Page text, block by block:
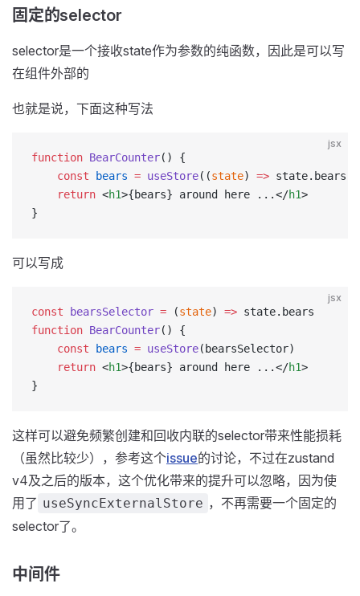
固定的selector
selector是一个接收state作为参数的纯函数，因此是可以写
在组件外部的
也就是说，下面这种写法
jsx
function BearCounter() {
    const
bears = useStore((state) => state.bears)
    return
<h1>{bears} around here ...</h1>
}
可以写成
jsx
const bearsSelector = (state) => state.bears
function BearCounter() {
    const
bears = useStore(bearsSelector)
    return
<h1>{bears} around here ...</h1>
}
这样可以避免频繁创建和回收内联的selector带来性能损耗
（虽然比较少），参考这个issue的讨论，不过在zustand
v4及之后的版本，这个优化带来的提升可以忽略，因为使
用了 useSyncExternalStore ，不再需要一个固定的
selector了。
中间件